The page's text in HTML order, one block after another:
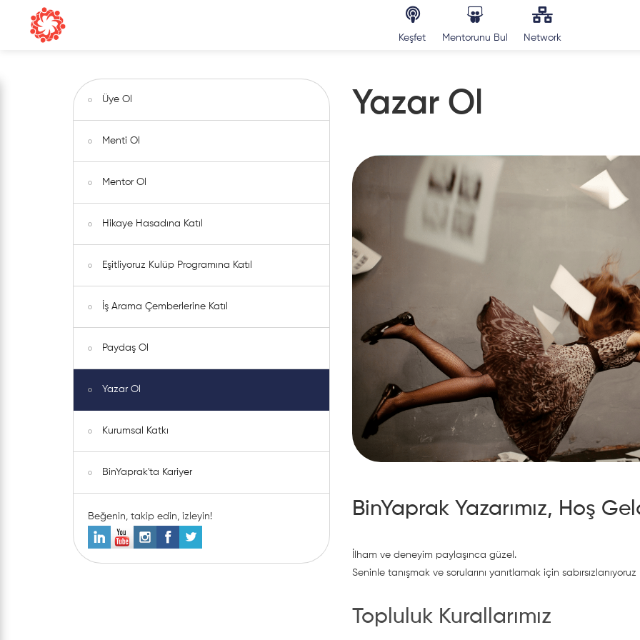
Keşfet Mentorunu Bul Network
Üye Ol
Menti Ol
Mentor Ol
Hikaye Hasadına Katıl
Eşitliyoruz Kulüp Programına Katıl
İş Arama Çemberlerine Katıl
Paydaş Ol
Yazar Ol
Kurumsal Katkı
BinYaprak'ta Kariyer
Beğenin, takip edin, izleyin!
Yazar Ol
BinYaprak Yazarımız, Hoş
İlham ve deneyim paylaşınca güzel.
Seninle tanışmak ve sorularını yanıtlamak için sabırsızlanıyoruz
Topluluk Kurallarımız